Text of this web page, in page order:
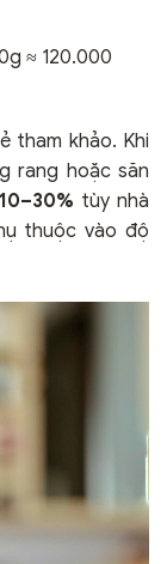
≈ 120.000
tham khảo. Khi
rang hoặc săn
10–30% tùy nhà
thuộc vào độ